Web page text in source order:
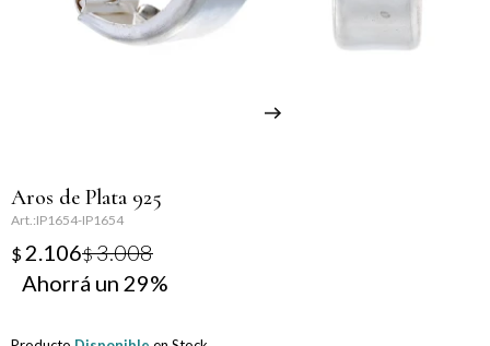
Aros de Plata 925
IP1654-IP1654
$ 2.106$3.008
29
Día de la Mujer
Día del Amigo
Día del Maestro